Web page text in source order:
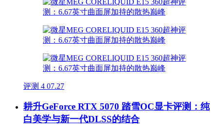
评测 4 07.27
耕升GeForce RTX 5070 踏雪OC显卡评测：纯
白美学与新一代DLSS的结合